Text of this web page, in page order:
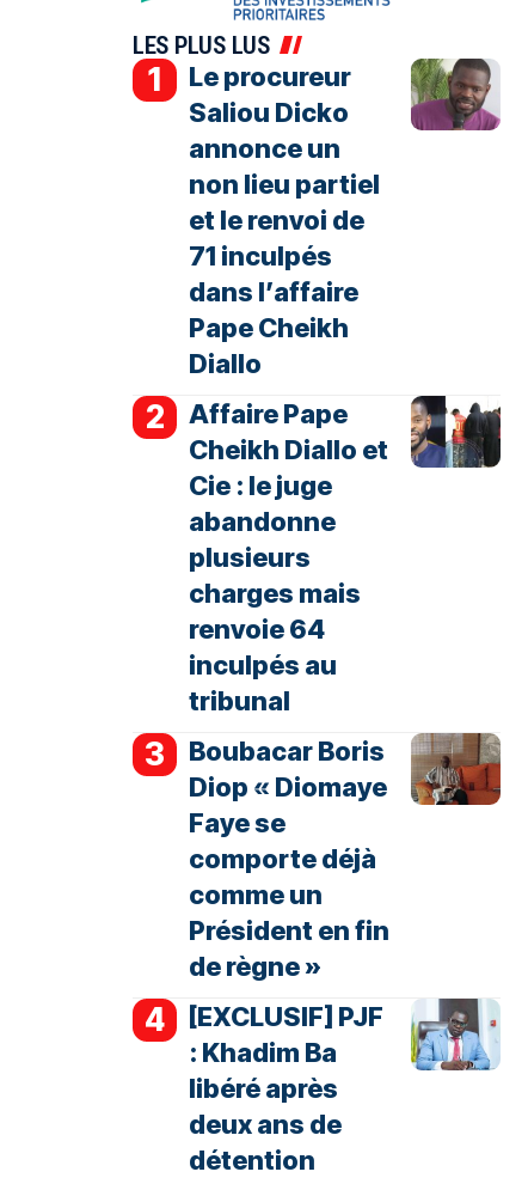
LES PLUS LUS
Le procureur
Saliou Dicko
annonce un
non lieu partiel
et le renvoi de
71 inculpés
dans l’affaire
Pape Cheikh
Diallo
Affaire Pape
Cheikh Diallo et
Cie : le juge
abandonne
plusieurs
charges mais
renvoie 64
inculpés au
tribunal
Boubacar Boris
Diop « Diomaye
Faye se
comporte déjà
comme un
Président en fin
de règne »
[EXCLUSIF] PJF
: Khadim Ba
libéré après
deux ans de
détention